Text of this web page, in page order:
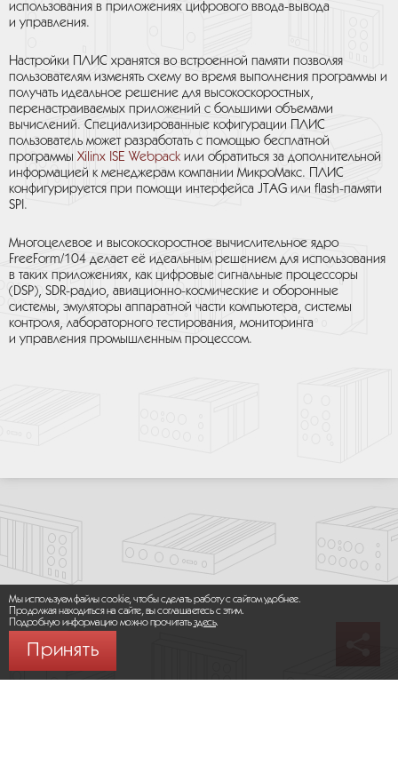
использования в приложениях цифрового ввода-вывода
и управления.
Настройки ПЛИС хранятся во встроенной памяти позволяя
пользователям изменять схему во время выполнения программы и
получать идеальное решение для высокоскоростных,
перенастраиваемых приложений с большими объемами
вычислений. Специализированные кофигурации ПЛИС
пользователь может разработать с помощью бесплатной
программы Xilinx ISE Webpack или обратиться за дополнительной
информацией к менеджерам компании МикроМакс. ПЛИС
конфигурируется при помощи интерфейса JTAG или flash-памяти
SPI.
Многоцелевое и высокоскоростное вычислительное ядро
FreeForm/104 делает её идеальным решением для использования
в таких приложениях, как цифровые сигнальные процессоры
(DSP), SDR-радио, авиационно-космические и оборонные
системы, эмуляторы аппаратной части компьютера, системы
контроля, лабораторного тестирования, мониторинга
и управления промышленным процессом.
Мы используем файлы cookie, чтобы сделать работу с сайтом удобнее.
Продолжая находиться на сайте, вы соглашаетесь с этим.
Подробную информацию можно прочитатьздесь.
Принять